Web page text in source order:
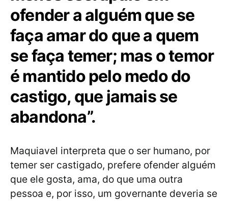
ofender a alguém que se
faça amar do que a quem
se faça temer; mas o temor
é mantido pelo medo do
castigo, que jamais se
abandona”.
Maquiavel interpreta que o ser humano, por
temer ser castigado, prefere ofender alguém
que ele gosta, ama, do que uma outra
pessoa e, por isso, um governante deveria se